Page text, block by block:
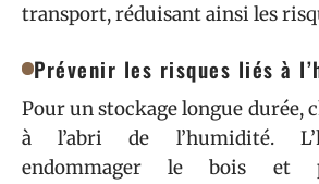
transport, réduisant ainsi les
Prévenir les risques liés à
Pour un stockage longue durée,
à l’abri de l’humidité.
endommager le bois et